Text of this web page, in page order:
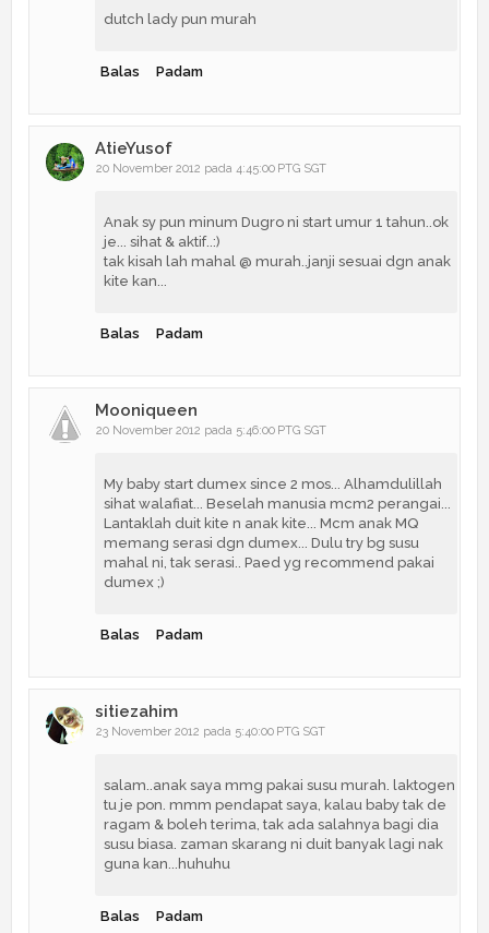
dutch lady pun murah
Balas Padam
AtieYusof
20 November 2012 pada 4:45:00 PTG SGT
Anak sy pun minum Dugro ni start umur 1 tahun..ok
je... sihat & aktif..:)
tak kisah lah mahal @ murah..janji sesuai dgn anak
kite kan...
Balas Padam
Mooniqueen
20 November 2012 pada 5:46:00 PTG SGT
My baby start dumex since 2 mos... Alhamdulillah
sihat walafiat... Beselah manusia mcm2 perangai...
Lantaklah duit kite n anak kite... Mcm anak MQ
memang serasi dgn dumex... Dulu try bg susu
mahal ni, tak serasi.. Paed yg recommend pakai
dumex ;)
Balas Padam
sitiezahim
23 November 2012 pada 5:40:00 PTG SGT
salam..anak saya mmg pakai susu murah. laktogen
tu je pon. mmm pendapat saya, kalau baby tak de
ragam & boleh terima, tak ada salahnya bagi dia
susu biasa. zaman skarang ni duit banyak lagi nak
guna kan...huhuhu
Balas Padam